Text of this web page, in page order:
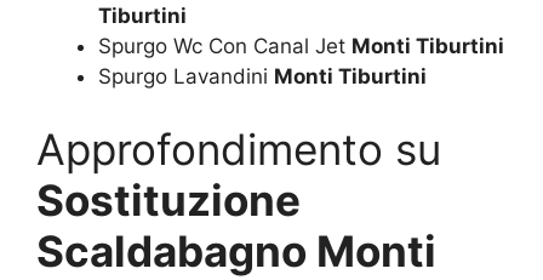
Tiburtini
Spurgo Wc Con Canal Jet Monti Tiburtini
Spurgo Lavandini Monti Tiburtini
Approfondimento su
Sostituzione
Scaldabagno Monti